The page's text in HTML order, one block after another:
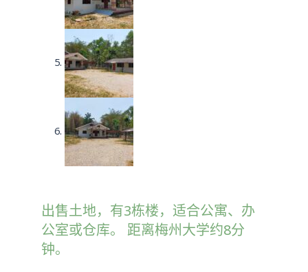
出售土地，有3栋楼，适合公寓、办
公室或仓库。 距离梅州大学约8分
钟。